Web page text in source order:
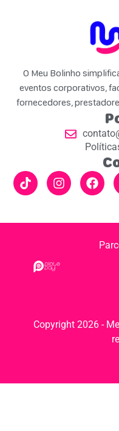
O Meu Bolinho
eventos corporativos,
fornecedores,
Copyright 2026 -